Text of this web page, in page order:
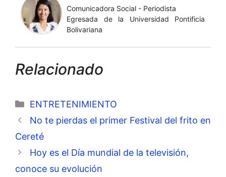
Comunicadora Social - Periodista
Egresada de la Universidad Pontificia
Bolivariana
Relacionado
Categorías
ENTRETENIMIENTO
No te pierdas el primer Festival del frito en
Cereté
Hoy es el Día mundial de la televisión,
conoce su evolución